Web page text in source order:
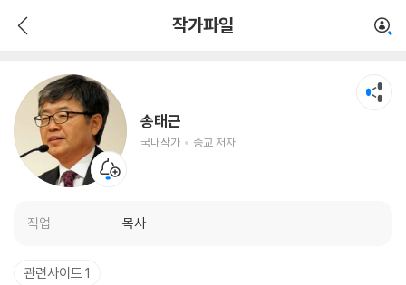
작가파일
송태근
국내작가 종교 저자
직업 목사
관련사이트 1